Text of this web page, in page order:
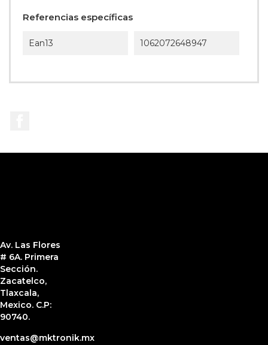
Referencias específicas
Ean13 1062072648947
Av. Las Flores
# 6A. Primera
Sección.
Zacatelco,
Tlaxcala,
Mexico. C.P:
90740.
ventas@mktronik.mx